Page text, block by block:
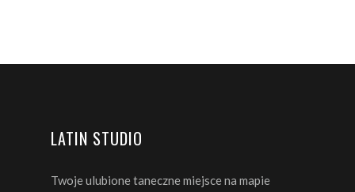
LATIN STUDIO
Twoje ulubione taneczne miejsce na mapie